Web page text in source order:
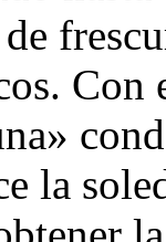
Con
la